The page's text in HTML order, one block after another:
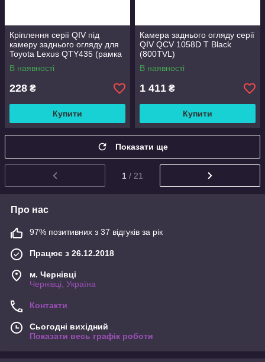
Кріплення серії QIV під
камеру заднього огляду для
Toyota Lexus QTY435 (рамка
під плафон)
В наявності
228 ₴
Купити
Камера заднього огляду серії
QIV QCV 1058D T Black
(800TVL)
В наявності
1 411 ₴
Купити
Показати ще
1 / 21
Про нас
97% позитивних з 37 відгуків за рік
Працює з 26.12.2018
м. Чернівці
Чернівці, Україна
Контакти
Сьогодні вихідний
Показати весь графік роботи